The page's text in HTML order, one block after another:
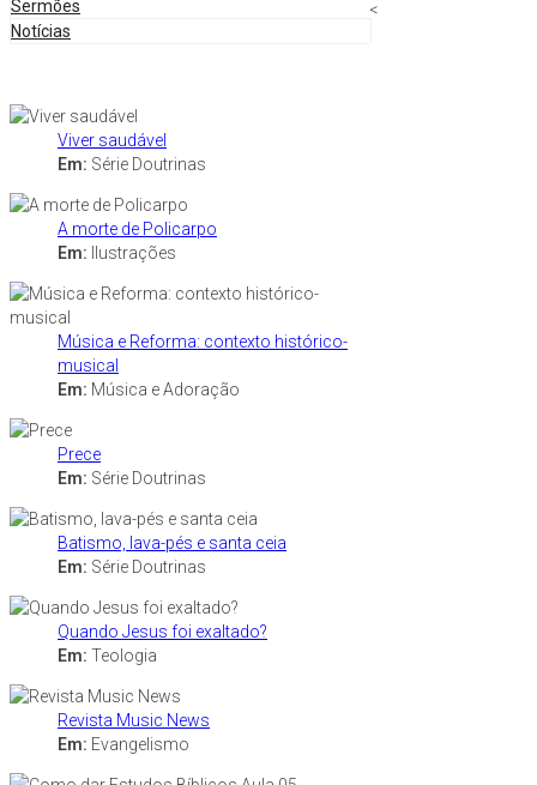
Sermões
Notícias
Viver saudável
Em: Série Doutrinas
A morte de Policarpo
Em: Ilustrações
Música e Reforma: contexto histórico-
musical
Em: Música e Adoração
Prece
Em: Série Doutrinas
Batismo, lava-pés e santa ceia
Em: Série Doutrinas
Quando Jesus foi exaltado?
Em: Teologia
Revista Music News
Em: Evangelismo
<